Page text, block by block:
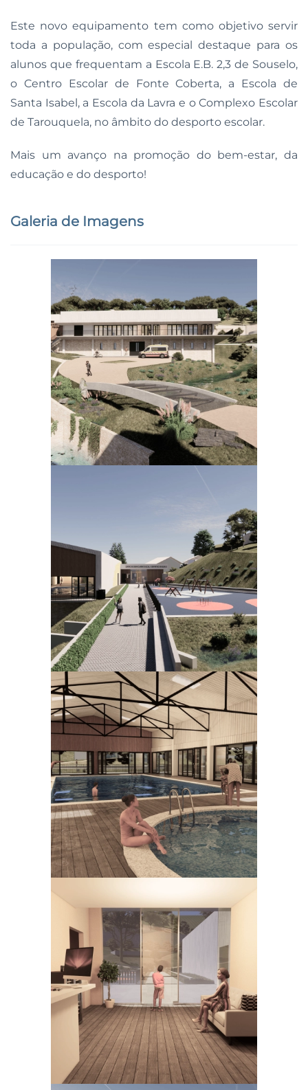
Este novo equipamento tem como objetivo servir
toda a população, com especial destaque para os
alunos que frequentam a Escola E.B. 2,3 de Souselo,
o Centro Escolar de Fonte Coberta, a Escola de
Santa Isabel, a Escola da Lavra e o Complexo Escolar
de Tarouquela, no âmbito do desporto escolar.
Mais um avanço na promoção do bem-estar, da
educação e do desporto!
Galeria de Imagens
Ampliar
Ampliar
Ampliar
Ampliar